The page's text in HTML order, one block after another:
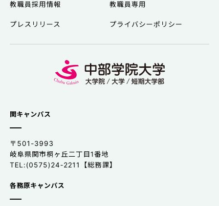
関キャンパス
〒501-3993
岐阜県関市桐ヶ丘二丁目1番地
TEL:(0575)24-2211【総務課】
各務原キャンパス
教職員採用情報 教職員専用
プレスリリース プライバシーポリシー